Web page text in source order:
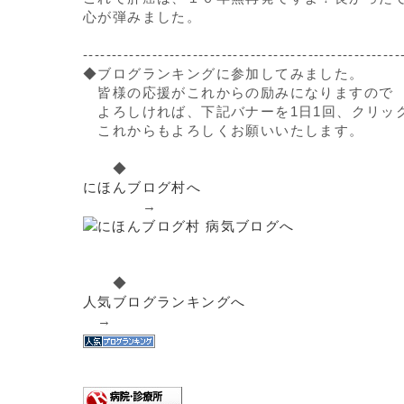
心が弾みました。
◆ブログランキングに参加してみました。
皆様の応援がこれからの励みになりますので
よろしければ、下記バナーを1日1回、クリッ
これからもよろしくお願いいたします。
◆
にほんブログ村へ
→
◆
人気ブログランキングへ
→